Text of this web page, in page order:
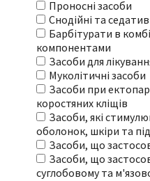
Проносні засоби
Снодійні та
Барбітурати в
компонентами
Засоби для
Муколітичні засоби
Засоби при
коростяних кліщів
Засоби, які
оболонок, шкіри та
Засоби, що
Засоби, що
суглобовому та